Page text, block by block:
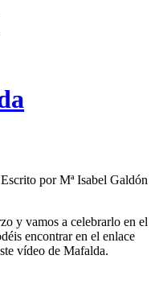
Escrito por Mª Isabel Galdón
y vamos a celebrarlo en el
encontrar en el enlace
vídeo de Mafalda.